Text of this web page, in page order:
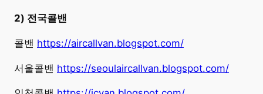
2) 전국콜밴
콜밴 https://aircallvan.blogspot.com/
서울콜밴 https://seoulaircallvan.blogspot.com/